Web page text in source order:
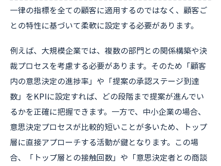
一律の指標を全ての顧客に適用するのではなく、顧客ご
との特性に基づいて柔軟に設定する必要があります。
例えば、大規模企業では、複数の部門との関係構築や決
裁プロセスを考慮する必要があります。そのため「顧客
内の意思決定の進捗率」や「提案の承認ステージ到達
数」をKPIに設定すれば、どの段階まで提案が進んでい
るかを正確に把握できます。一方で、中小企業の場合、
意思決定プロセスが比較的短いことが多いため、トップ
層に直接アプローチする活動が鍵となります。この場
合、「トップ層との接触回数」や「意思決定者との商談